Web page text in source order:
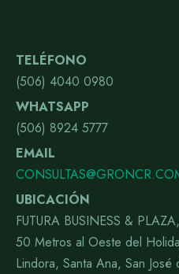
TELÉFONO
(506) 4040 0980
WHATSAPP
(506) 8924 5777
EMAIL
UBICACIÓN
FUTURA BUSINESS &
50 Metros al Oeste del
Lindora, Santa Ana, San